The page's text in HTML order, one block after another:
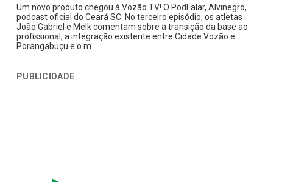
Um novo produto chegou à Vozão TV! O PodFalar, Alvinegro,
podcast oficial do Ceará SC. No terceiro episódio, os atletas
João Gabriel e Melk comentam sobre a transição da base ao
profissional, a integração existente entre Cidade Vozão e
Porangabuçu e o m
PUBLICIDADE